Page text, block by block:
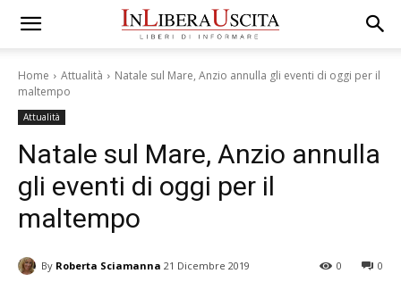
Home Attualità
Natale sul Mare, Anzio annulla gli eventi di oggi per il
maltempo
Attualità
Natale sul Mare, Anzio annulla
gli eventi di oggi per il
maltempo
By Roberta Sciamanna 21 Dicembre 2019 0
0